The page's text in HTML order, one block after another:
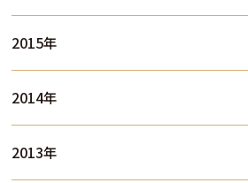
2015年
2014年
2013年